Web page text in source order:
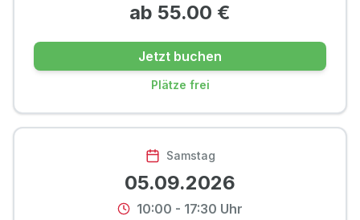
ab 55.00 €
Jetzt buchen
Plätze frei
Samstag
05.09.2026
10:00 - 17:30 Uhr